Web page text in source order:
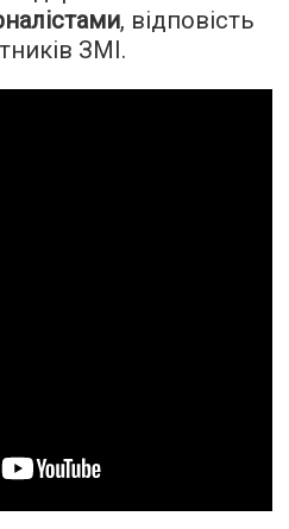
, відповість
ЗМІ.